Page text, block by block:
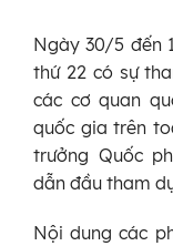
Ngày 30/5 đến
thứ 22 có sự
các cơ quan
quốc gia trên
trưởng Quốc
dẫn đầu tham
Nội dung các